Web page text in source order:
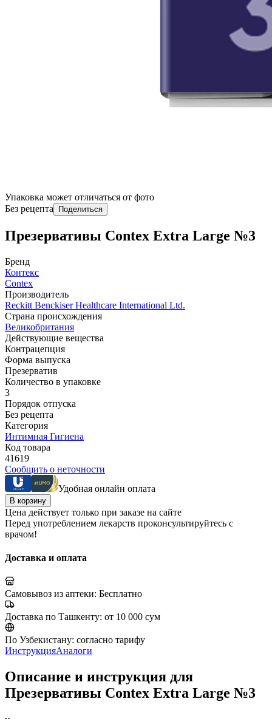
Упаковка может отличаться от фото
Без рецепта
Поделиться
Презервативы Contex Extra Large №3
Бренд
Контекс
Contex
Производитель
Reckitt Benckiser Healthcare International Ltd.
Страна происхождения
Великобритания
Действующие вещества
Контрацепция
Форма выпуска
Презерватив
Количество в упаковке
3
Порядок отпуска
Без рецепта
Категория
Интимная Гигиена
Код товара
41619
Сообщить о неточности
Удобная онлайн оплата
В корзину
Цена действует только при заказе на сайте
Перед употреблением лекарств проконсультируйтесь с
врачом!
Доставка и оплата
Самовывоз из аптеки: Бесплатно
Доставка по Ташкенту: от 10 000 сум
По Узбекистану: согласно тарифу
ИнструкцияАналоги
Описание и инструкция для
Презервативы Contex Extra Large №3